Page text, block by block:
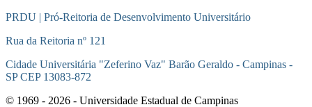
PRDU | Pró-Reitoria de Desenvolvimento Universitário
Rua da Reitoria nº 121
Cidade Universitária "Zeferino Vaz" Barão Geraldo - Campinas -
SP CEP 13083-872
© 1969 - 2026 - Universidade Estadual de Campinas